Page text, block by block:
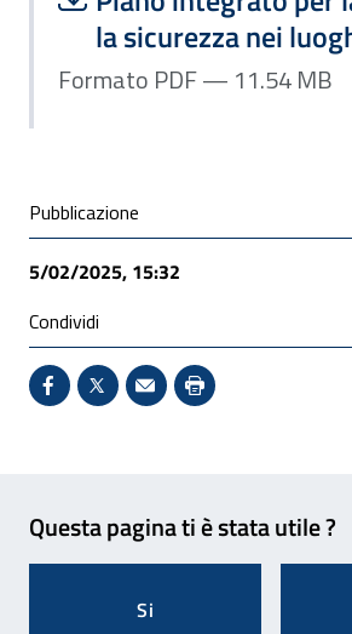
la sicurezza nei
Formato PDF — 11.54 MB
Condivisione social
Pubblicazione
5/02/2025, 15:32
Condividi
Condividi su Facebook - Sito
X - Sito esterno -
Invio Mail: apre il
Stampa pagina:
Questa pagina ti è stata utile ?
Si